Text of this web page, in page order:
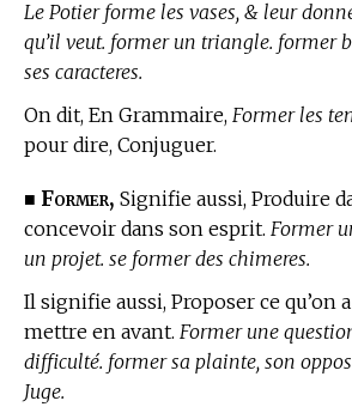
Le Potier forme les vases, & leur
qu’il veut. former un triangle. former
ses caracteres.
On dit, En Grammaire, Former les
pour dire, Conjuguer.
■ Former, Signifie aussi, Produire
concevoir dans son esprit. Former
un projet. se former des chimeres.
Il signifie aussi, Proposer ce qu’on
mettre en avant. Former une
difficulté. former sa plainte, son
Juge.